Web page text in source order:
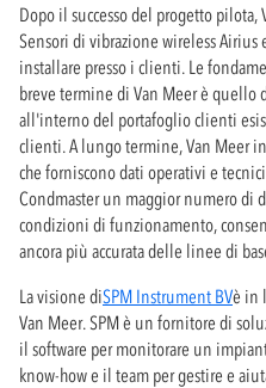
Dopo il successo del progetto
Sensori di vibrazione wireless
installare presso i clienti. Le
breve termine di Van Meer è quello
all'interno del portafoglio clienti
clienti. A lungo termine, Van Meer
che forniscono dati operativi e
Condmaster un maggior numero di
condizioni di funzionamento,
ancora più accurata delle linee di
La visione diSPM Instrument BVè in
Van Meer. SPM è un fornitore di
il software per monitorare un
know-how e il team per gestire e